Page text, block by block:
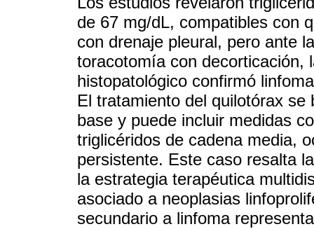
de 67 mg/dL, compatibles con
con drenaje pleural, pero ante
toracotomía con decorticación,
histopatológico confirmó
El tratamiento del quilotórax
base y puede incluir medidas
triglicéridos de cadena media,
persistente. Este caso resalta
la estrategia terapéutica
asociado a neoplasias
secundario a linfoma